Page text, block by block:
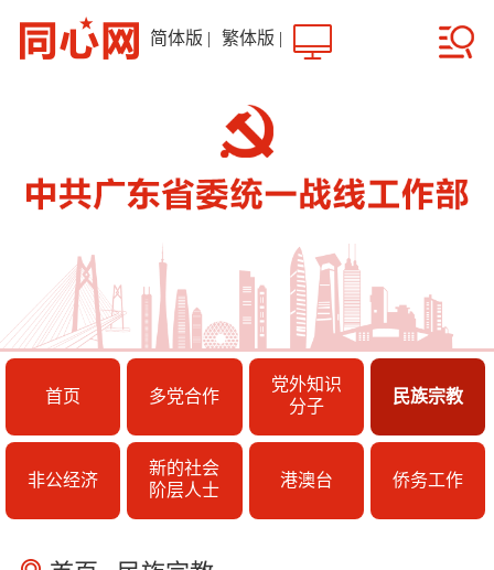
简体版 | 繁体版 |
首页 多党合作
党外知识
分子
民族宗教
非公经济
新的社会
阶层人士
港澳台 侨务工作